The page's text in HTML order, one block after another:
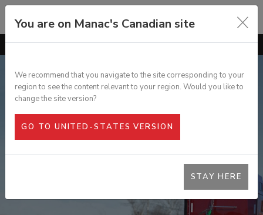
ALLER À GÉNÉRAL
OPTIONS
GALERIE PHOTOS
PLATE-FORME LÉGÈRE EN COMBO
You are on Manac's Canadian site
We recommend that you navigate to the site corresponding to your
region to see the content relevant to your region. Would you like to
change the site version?
GO TO UNITED-STATES VERSION
STAY HERE